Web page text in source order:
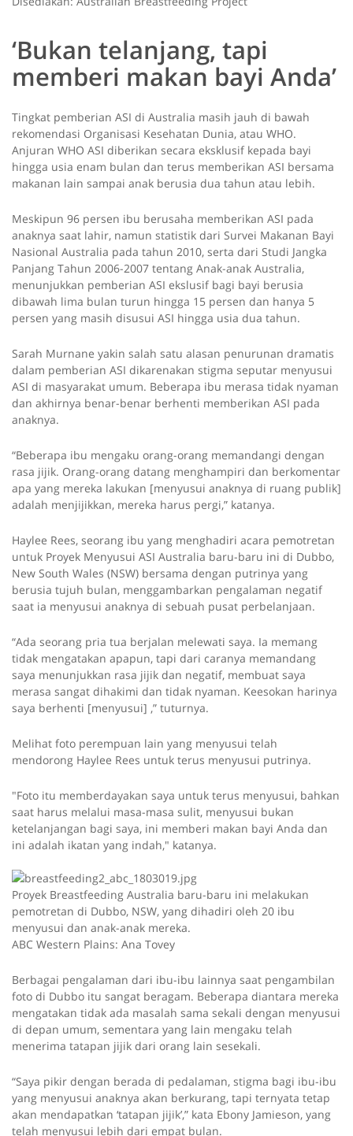
‘Bukan telanjang, tapi
memberi makan bayi Anda’
Tingkat pemberian ASI di Australia masih jauh di bawah
rekomendasi Organisasi Kesehatan Dunia, atau WHO.
Anjuran WHO ASI diberikan secara eksklusif kepada bayi
hingga usia enam bulan dan terus memberikan ASI bersama
makanan lain sampai anak berusia dua tahun atau lebih.
Meskipun 96 persen ibu berusaha memberikan ASI pada
anaknya saat lahir, namun statistik dari Survei Makanan Bayi
Nasional Australia pada tahun 2010, serta dari Studi Jangka
Panjang Tahun 2006-2007 tentang Anak-anak Australia,
menunjukkan pemberian ASI ekslusif bagi bayi berusia
dibawah lima bulan turun hingga 15 persen dan hanya 5
persen yang masih disusui ASI hingga usia dua tahun.
Sarah Murnane yakin salah satu alasan penurunan dramatis
dalam pemberian ASI dikarenakan stigma seputar menyusui
ASI di masyarakat umum. Beberapa ibu merasa tidak nyaman
dan akhirnya benar-benar berhenti memberikan ASI pada
anaknya.
“Beberapa ibu mengaku orang-orang memandangi dengan
rasa jijik. Orang-orang datang menghampiri dan berkomentar
apa yang mereka lakukan [menyusui anaknya di ruang publik]
adalah menjijikkan, mereka harus pergi,” katanya.
Haylee Rees, seorang ibu yang menghadiri acara pemotretan
untuk Proyek Menyusui ASI Australia baru-baru ini di Dubbo,
New South Wales (NSW) bersama dengan putrinya yang
berusia tujuh bulan, menggambarkan pengalaman negatif
saat ia menyusui anaknya di sebuah pusat perbelanjaan.
“Ada seorang pria tua berjalan melewati saya. Ia memang
tidak mengatakan apapun, tapi dari caranya memandang
saya menunjukkan rasa jijik dan negatif, membuat saya
merasa sangat dihakimi dan tidak nyaman. Keesokan harinya
saya berhenti [menyusui] ,” tuturnya.
Melihat foto perempuan lain yang menyusui telah
mendorong Haylee Rees untuk terus menyusui putrinya.
"Foto itu memberdayakan saya untuk terus menyusui, bahkan
saat harus melalui masa-masa sulit, menyusui bukan
ketelanjangan bagi saya, ini memberi makan bayi Anda dan
ini adalah ikatan yang indah," katanya.
Proyek Breastfeeding Australia baru-baru ini melakukan
pemotretan di Dubbo, NSW, yang dihadiri oleh 20 ibu
menyusui dan anak-anak mereka.
ABC Western Plains: Ana Tovey
Berbagai pengalaman dari ibu-ibu lainnya saat pengambilan
foto di Dubbo itu sangat beragam. Beberapa diantara mereka
mengatakan tidak ada masalah sama sekali dengan menyusui
di depan umum, sementara yang lain mengaku telah
menerima tatapan jijik dari orang lain sesekali.
“Saya pikir dengan berada di pedalaman, stigma bagi ibu-ibu
yang menyusui anaknya akan berkurang, tapi ternyata tetap
akan mendapatkan ‘tatapan jijik’,” kata Ebony Jamieson, yang
telah menyusui lebih dari empat bulan.